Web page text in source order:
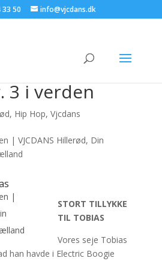
33 50 info@vjcdans.dk
3 i verden
, Hip Hop, Vjcdans
STORT TILLYKKE
TIL TOBIAS
Vores seje Tobias
han havde i Electric Boogie